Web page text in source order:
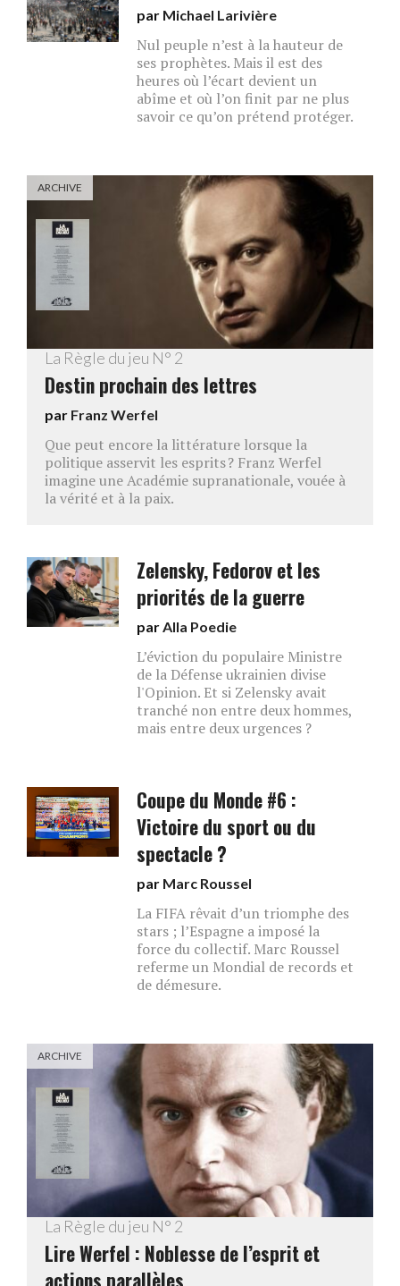
par Michael Larivière
Nul peuple n’est à la hauteur de
ses prophètes. Mais il est des
heures où l’écart devient un
abîme et où l’on finit par ne plus
savoir ce qu’on prétend protéger.
ARCHIVE
La Règle du jeu N° 2
Destin prochain des lettres
par Franz Werfel
Que peut encore la littérature lorsque la
politique asservit les esprits ? Franz Werfel
imagine une Académie supranationale, vouée à
la vérité et à la paix.
Zelensky, Fedorov et les
priorités de la guerre
parAlla Poedie
L’éviction du populaire Ministre
de la Défense ukrainien divise
l'Opinion. Et si Zelensky avait
tranché non entre deux hommes,
mais entre deux urgences ?
Coupe du Monde #6 :
Victoire du sport ou du
spectacle ?
par Marc Roussel
La FIFA rêvait d’un triomphe des
stars ; l’Espagne a imposé la
force du collectif. Marc Roussel
referme un Mondial de records et
de démesure.
ARCHIVE
La Règle du jeu N° 2
Lire Werfel : Noblesse de l’esprit et
actions parallèles